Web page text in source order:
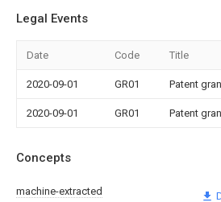
Legal Events
Date Code Title
2020-09-01 GR01 Patent
2020-09-01 GR01 Patent
Concepts
machine-extracted